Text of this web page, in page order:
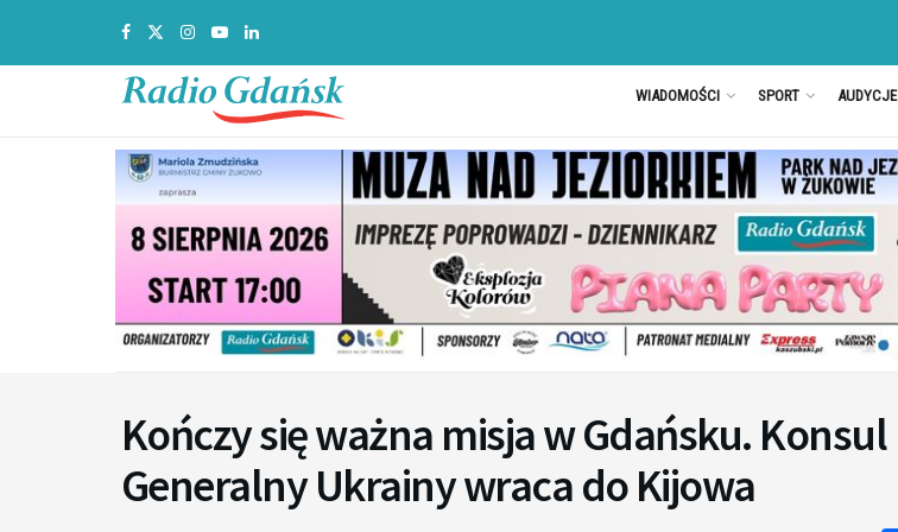
WIADOMOŚCI SPORT AUDYCJE
Kończy się ważna misja w Gdańsku. Konsul
Generalny Ukrainy wraca do Kijowa